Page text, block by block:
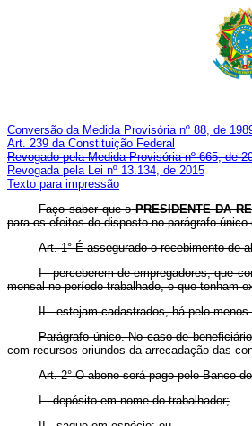
Conversão da Medida Provisória nº 88, de
Art. 239 da Constituição Federal
Revogado pela Medida Provisória nº 665, de
Revogada pela Lei nº 13.134, de 2015
Texto para impressão
Faço saber que oPRESIDENTE DA
para os efeitos do disposto no parágrafo
Art. 1° É assegurado o recebimento de
I - perceberem de empregadores, que
mensal no período trabalhado, e que tenham
II - estejam cadastrados, há pelo
Parágrafo único. No caso de
com recursos oriundos da arrecadação das
Art. 2° O abono será pago pelo Banco
I - depósito em nome do trabalhador;